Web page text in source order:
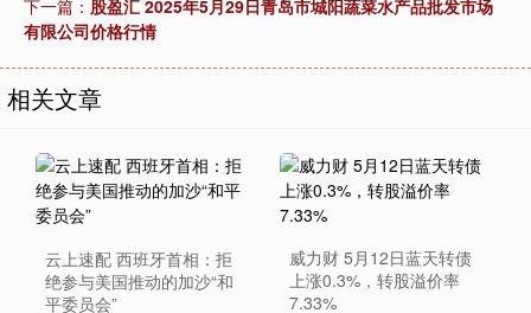
下一篇： 股盈汇 2025年5月29日青岛市城阳蔬菜水产品批发市场
有限公司价格行情
相关文章
云上速配 西班牙首相：拒
绝参与美国推动的加沙“和
平委员会”
威力财 5月12日蓝天转债
上涨0.3%，转股溢价率
7.33%